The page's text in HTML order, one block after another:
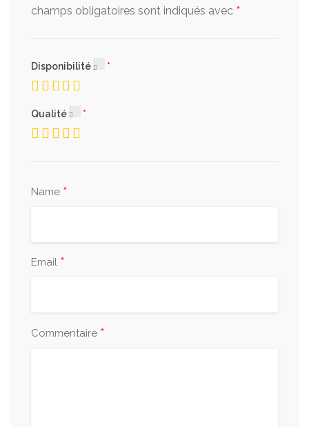
champs obligatoires sont indiqués avec *
Disponibilité
Qualité
Name *
Email *
Commentaire *